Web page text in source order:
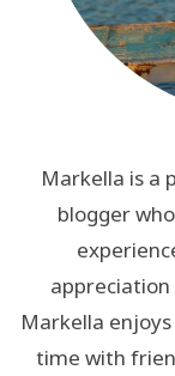
Markella is a
blogger
Markella
time with